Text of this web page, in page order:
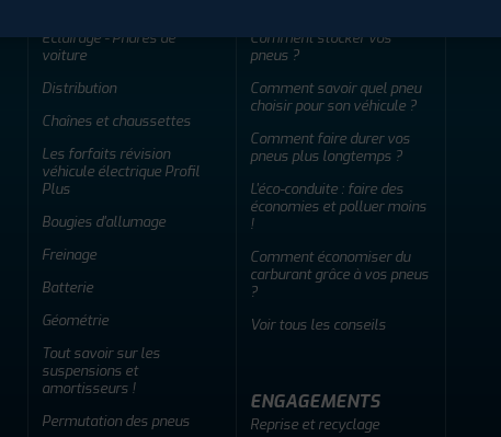
Éclairage - Phares de
voiture
Distribution
Chaînes et chaussettes
Les forfaits révision
véhicule électrique Profil
Plus
Bougies d'allumage
Freinage
Batterie
Géométrie
Tout savoir sur les
suspensions et
amortisseurs !
Permutation des pneus
Comment stocker vos
pneus ?
Comment savoir quel pneu
choisir pour son véhicule ?
Comment faire durer vos
pneus plus longtemps ?
L'éco-conduite : faire des
économies et polluer moins
!
Comment économiser du
carburant grâce à vos pneus
?
Voir tous les conseils
ENGAGEMENTS
Reprise et recyclage